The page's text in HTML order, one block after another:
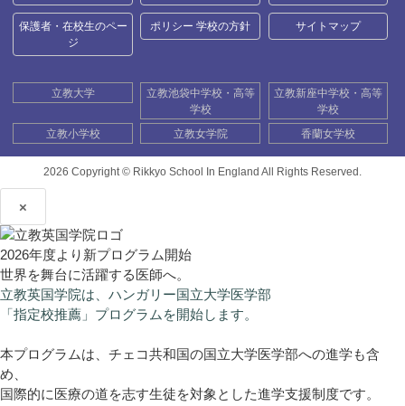
保護者・在校生のペー
ジ
ポリシー 学校の方針 サイトマップ
立教大学
立教池袋中学校・高等
学校
立教新座中学校・高等
学校
立教小学校
立教女学院 香蘭女学校
2026 Copyright © Rikkyo School In England All Rights Reserved.
×
2026年度より新プログラム開始
世界を舞台に活躍する医師へ。
立教英国学院は、ハンガリー国立大学医学部
「指定校推薦」プログラムを開始します。
本プログラムは、チェコ共和国の国立大学医学部への進学も含
め、
国際的に医療の道を志す生徒を対象とした進学支援制度です。